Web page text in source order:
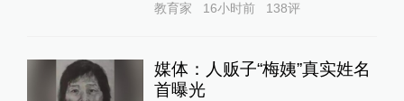
教育家 16小时前 138评
媒体：人贩子“梅姨”真实姓名
首曝光